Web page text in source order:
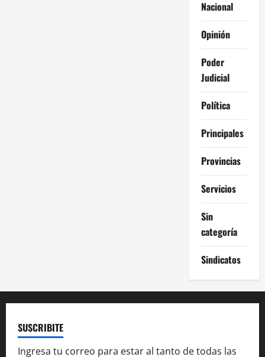
Nacional
Opinión
Poder
Judicial
Política
Principales
Provincias
Servicios
Sin
categoría
Sindicatos
SUSCRIBITE
Ingresa tu correo para estar al tanto de todas las